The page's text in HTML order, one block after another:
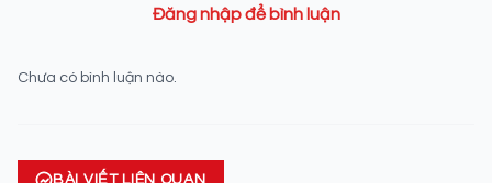
Đăng nhập để bình luận
Chưa có bình luận nào.
BÀI VIẾT LIÊN QUAN